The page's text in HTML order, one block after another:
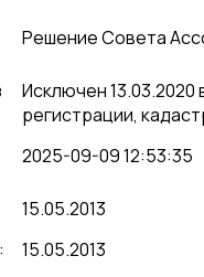
Решение Совета
Исключен
регистрации,
2025-09-09 12:53:35
15.05.2013
15.05.2013